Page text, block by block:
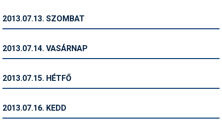
Sífelszerelés
Símánia
2013.07.13. SZOMBAT
2013.07.14. VASÁRNAP
2013.07.15. HÉTFŐ
2013.07.16. KEDD